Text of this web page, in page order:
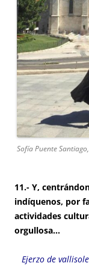
Sofía Puente
11.- Y,
indíquenos, por
actividades
orgullosa…
Ejerzo de